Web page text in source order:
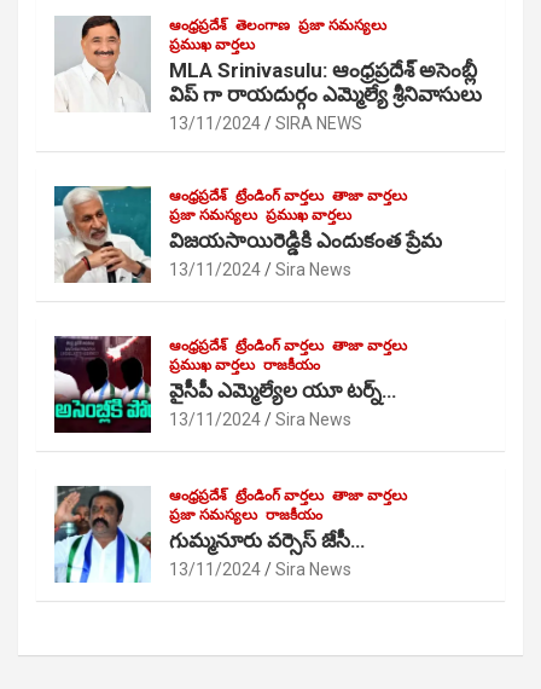
ఆంధ్రప్రదేశ్ తెలంగాణ ప్రజా సమస్యలు
ప్రముఖ వార్తలు
MLA Srinivasulu: ఆంధ్రప్రదేశ్ అసెంబ్లీ
విప్ గా రాయదుర్గం ఎమ్మెల్యే శ్రీనివాసులు
13/11/2024 SIRA NEWS
ఆంధ్రప్రదేశ్ ట్రేండింగ్ వార్తలు తాజా వార్తలు
ప్రజా సమస్యలు ప్రముఖ వార్తలు
విజయసాయిరెడ్డికి ఎందుకంత ప్రేమ
13/11/2024 Sira News
ఆంధ్రప్రదేశ్ ట్రేండింగ్ వార్తలు తాజా వార్తలు
ప్రముఖ వార్తలు రాజకీయం
వైసీపీ ఎమ్మెల్యేల యూ టర్న్…
13/11/2024 Sira News
ఆంధ్రప్రదేశ్ ట్రేండింగ్ వార్తలు తాజా వార్తలు
ప్రజా సమస్యలు రాజకీయం
గుమ్మనూరు వర్సెస్ జేసీ…
13/11/2024 Sira News